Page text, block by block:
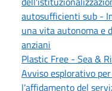
autosufficienti sub -
una vita autonoma e
anziani
Plastic Free - Sea &
Avviso esplorativo
l’affidamento del